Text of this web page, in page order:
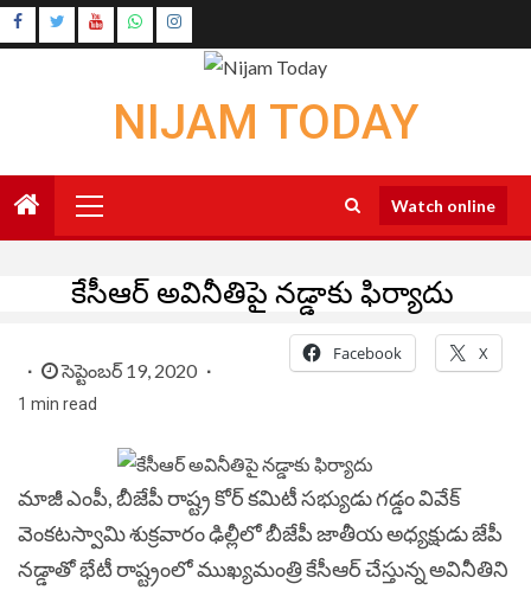
Skip
to
Instagram
NIJAM TODAY
Menu
Watch online
కేసీఆర్ అవినీతిపై నడ్డాకు ఫిర్యాదు
సెప్టెంబర్ 19, 2020
1 min read
Facebook X
మాజీ ఎంపీ, బీజేపీ రాష్ట్ర కోర్ కమిటీ సభ్యుడు గడ్డం వివేక్
వెంక‌ట‌స్వామి శుక్ర‌వారం ఢిల్లీలో బీజేపీ జాతీయ అధ్య‌క్షుడు జేపీ
న‌డ్డాతో భేటీ రాష్ట్రంలో ముఖ్యమంత్రి కేసీఆర్ చేస్తున్న అవినీతిని